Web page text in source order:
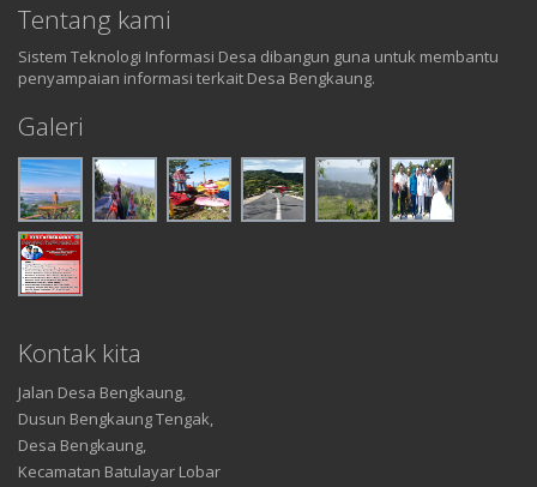
Tentang kami
Sistem Teknologi Informasi Desa dibangun guna untuk membantu
penyampaian informasi terkait Desa Bengkaung.
Galeri
Kontak kita
Jalan Desa Bengkaung,
Dusun Bengkaung Tengak,
Desa Bengkaung,
Kecamatan Batulayar Lobar